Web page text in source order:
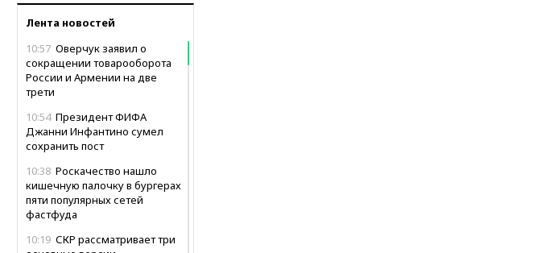
Лента новостей
10:57 Оверчук заявил о
сокращении товарооборота
России и Армении на две
трети
10:54 Президент ФИФА
Джанни Инфантино сумел
сохранить пост
10:38 Роскачество нашло
кишечную палочку в бургерах
пяти популярных сетей
фастфуда
10:19 СКР рассматривает три